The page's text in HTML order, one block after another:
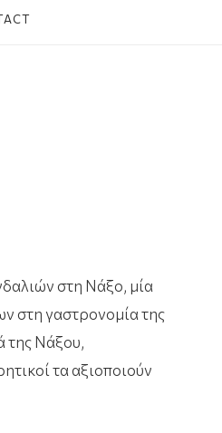
στη Νάξο, μία
στη γαστρονομία της
της Νάξου,
τα αξιοποιούν